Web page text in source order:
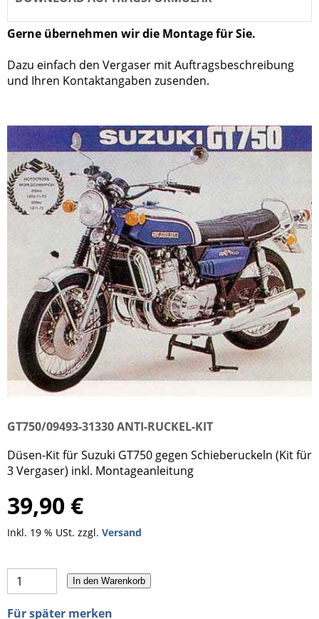
Gerne übernehmen wir die Montage für Sie.
Dazu einfach den Vergaser mit Auftragsbeschreibung
und Ihren Kontaktangaben zusenden.
GT750/09493-31330 ANTI-RUCKEL-KIT
Düsen-Kit für Suzuki GT750 gegen Schieberuckeln (Kit für
3 Vergaser) inkl. Montageanleitung
39,90 €
Inkl. 19 % USt. zzgl. Versand
In den Warenkorb
Für später merken